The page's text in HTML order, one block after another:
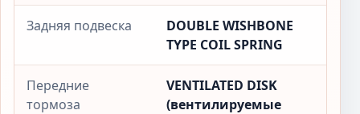
Задняя подвеска
DOUBLE WISHBONE
TYPE COIL SPRING
Передние
тормоза
VENTILATED DISK
(вентилируемые